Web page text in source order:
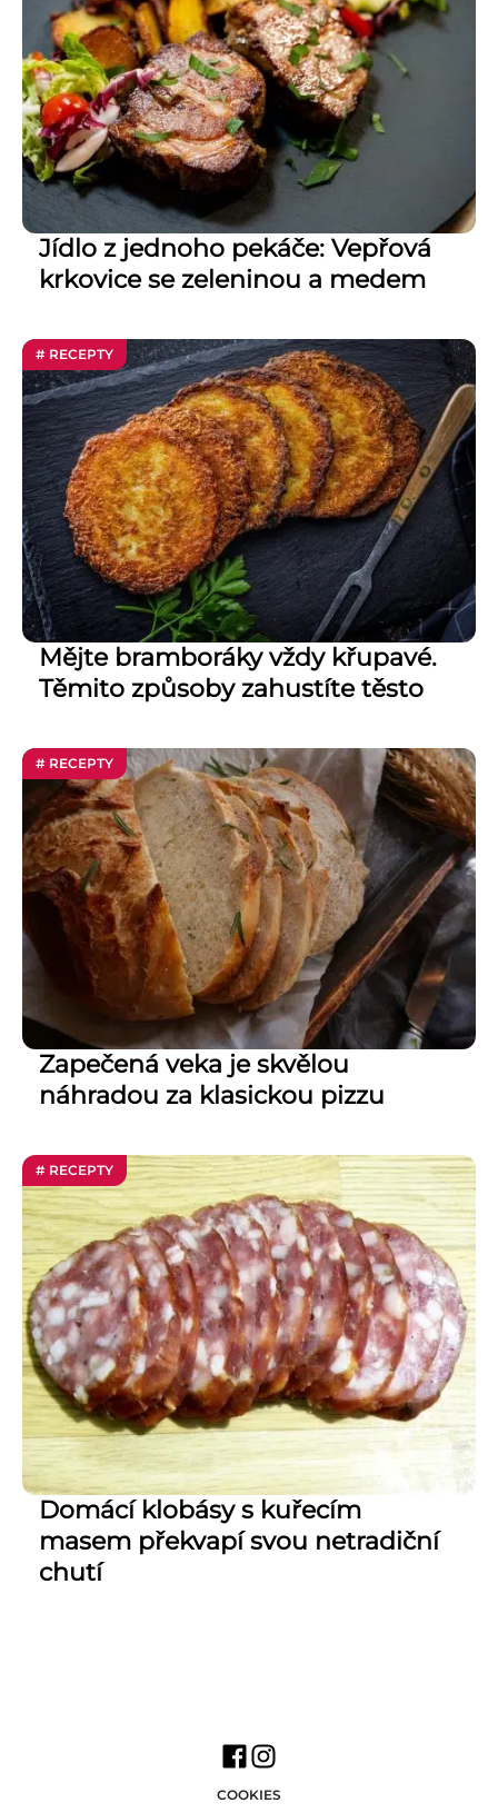
Jídlo z jednoho pekáče: Vepřová
krkovice se zeleninou a medem
# RECEPTY
Mějte bramboráky vždy křupavé.
Těmito způsoby zahustíte těsto
# RECEPTY
Zapečená veka je skvělou
náhradou za klasickou pizzu
# RECEPTY
Domácí klobásy s kuřecím
masem překvapí svou netradiční
chutí
COOKIES